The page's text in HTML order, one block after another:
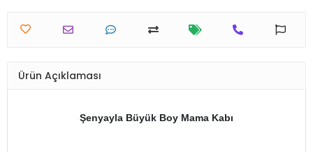
Ürün Açıklaması
Şenyayla Büyük Boy Mama Kabı